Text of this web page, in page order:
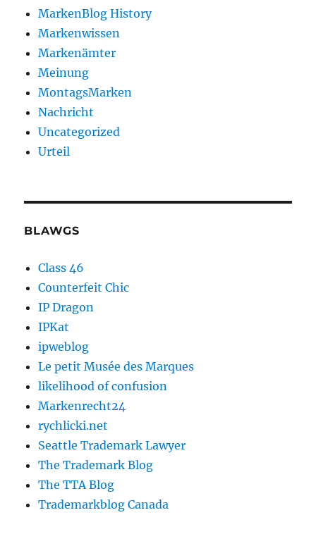
MarkenBlog History
Markenwissen
Markenämter
Meinung
MontagsMarken
Nachricht
Uncategorized
Urteil
BLAWGS
Class 46
Counterfeit Chic
IP Dragon
IPKat
ipweblog
Le petit Musée des Marques
likelihood of confusion
Markenrecht24
rychlicki.net
Seattle Trademark Lawyer
The Trademark Blog
The TTA Blog
Trademarkblog Canada